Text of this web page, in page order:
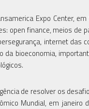
Expo Center,
open finance, meios de
internet
da bioeconomia,
de resolver os
Mundial, em